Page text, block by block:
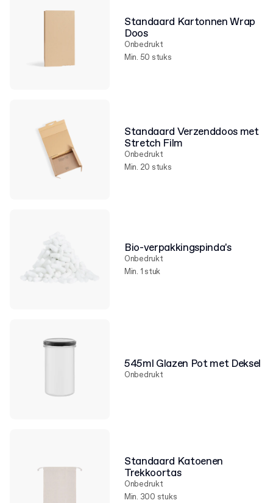
Standaard Kartonnen Wrap
Doos
Onbedrukt
Min. 50 stuks
Standaard Verzenddoos met
Stretch Film
Onbedrukt
Min. 20 stuks
Bio-verpakkingspinda's
Onbedrukt
Min. 1 stuk
545ml Glazen Pot met Deksel
Onbedrukt
Standaard Katoenen
Trekkoortas
Onbedrukt
Min. 300 stuks